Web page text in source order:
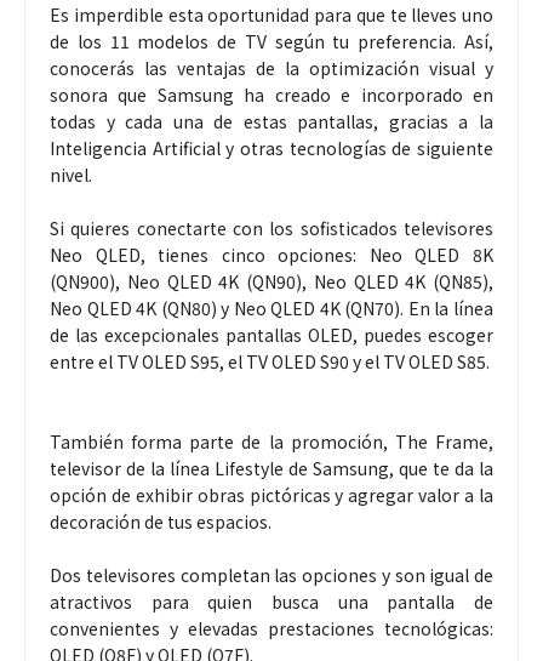
Es imperdible esta oportunidad para que te lleves uno
de los 11 modelos de TV según tu preferencia. Así,
conocerás las ventajas de la optimización visual y
sonora que Samsung ha creado e incorporado en
todas y cada una de estas pantallas, gracias a la
Inteligencia Artificial y otras tecnologías de siguiente
nivel.
Si quieres conectarte con los sofisticados televisores
Neo QLED, tienes cinco opciones: Neo QLED 8K
(QN900), Neo QLED 4K (QN90), Neo QLED 4K (QN85),
Neo QLED 4K (QN80) y Neo QLED 4K (QN70). En la línea
de las excepcionales pantallas OLED, puedes escoger
entre el TV OLED S95, el TV OLED S90 y el TV OLED S85.
También forma parte de la promoción, The Frame,
televisor de la línea Lifestyle de Samsung, que te da la
opción de exhibir obras pictóricas y agregar valor a la
decoración de tus espacios.
Dos televisores completan las opciones y son igual de
atractivos para quien busca una pantalla de
convenientes y elevadas prestaciones tecnológicas:
QLED (Q8F) y QLED (Q7F).